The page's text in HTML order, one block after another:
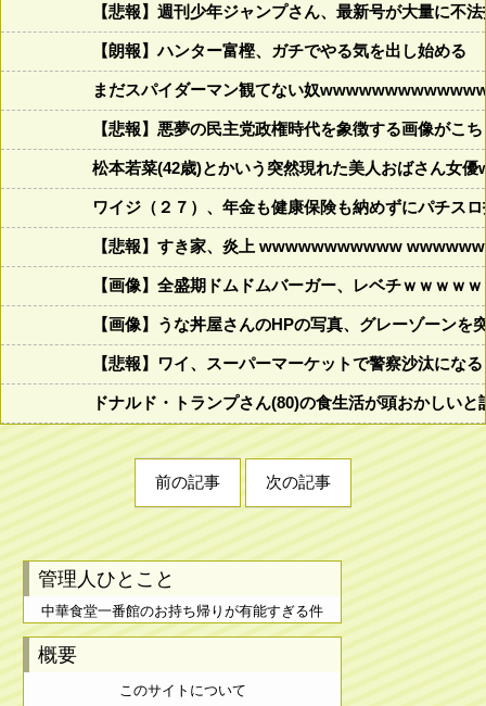
【悲報】週刊少年ジャンプさん、最新号が大量に不
【朗報】ハンター富樫、ガチでやる気を出し始める
まだスパイダーマン観てない奴
【悲報】悪夢の民主党政権時代を象徴する画像がこ
松本若菜(42歳)とかいう突然現れた美人おばさん女優
ワイジ（２７）、年金も健康保険も納めずにパチス
【悲報】すき家、炎上 wwwwwwwwwww
【画像】全盛期ドムドムバーガー、レベチｗｗｗｗ
【画像】うな丼屋さんのHPの写真、グレーゾーンを
【悲報】ワイ、スーパーマーケットで警察沙汰にな
ドナルド・トランプさん(80)の食生活が頭おかしい
前の記事 次の記事
管理人ひとこと
中華食堂一番館のお持ち帰りが有能すぎる件
概要
このサイトについて